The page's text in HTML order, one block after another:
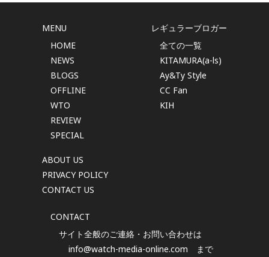
MENU
HOME
NEWS
BLOGS
OFFLINE
WTO
REVIEW
SPECIAL
ABOUT US
PRIVACY POLICY
CONTACT US
レギュラーブロガー
全ての一覧
KITAMURA(a-ls)
Ay&Ty Style
CC Fan
KIH
CONTACT
サイト全般のご連絡・お問い合わせは
info@watch-media-online.com まで